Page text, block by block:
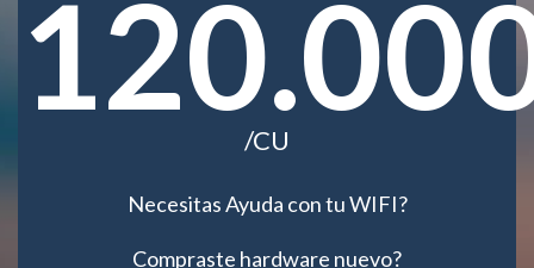
/CU
Necesitas Ayuda con tu WIFI?
Compraste hardware nuevo?